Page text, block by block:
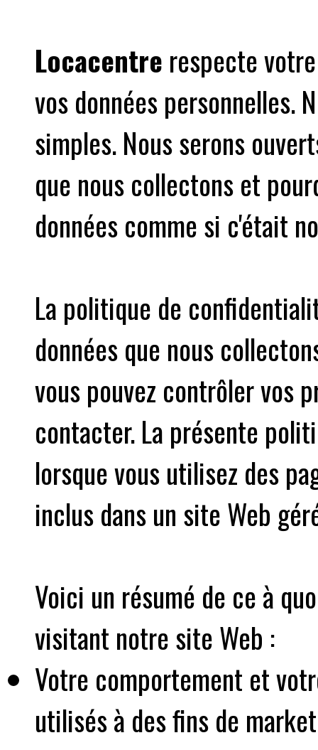
Locacentre respecte
vos données personnelles.
simples. Nous serons
que nous collectons et
données comme si c'était
La politique de
données que nous
vous pouvez contrôler vos
contacter. La présente
lorsque vous utilisez des
inclus dans un site Web
Voici un résumé de ce à
visitant notre site Web :
Votre comportement et
utilisés à des fins de